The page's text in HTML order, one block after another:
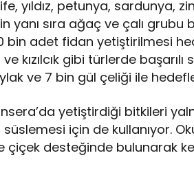
yıldız, petunya, sardunya,
yanı sıra ağaç ve çalı
bin adet fidan yetiştirilmesi
kızılcık gibi türlerde başarılı
ve 7 bin gül çeliği ile
yetiştirdiği bitkileri
için de kullanıyor.
desteğinde bulunarak